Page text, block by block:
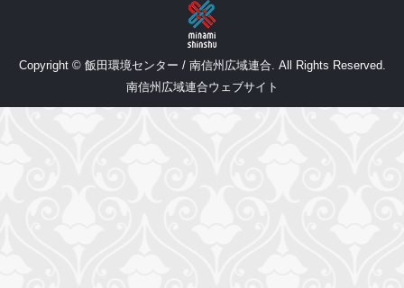
Copyright © 飯田環境センター / 南信州広域連合. All Rights Reserved.
南信州広域連合ウェブサイト